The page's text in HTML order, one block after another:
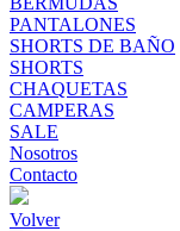
PANTALONES
SHORTS DE BAÑO
SHORTS
CHAQUETAS
CAMPERAS
SALE
Nosotros
Contacto
Volver